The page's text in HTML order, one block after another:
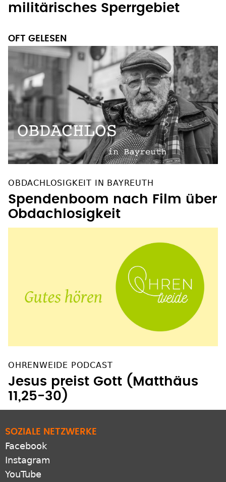
militärisches Sperrgebiet
OFT GELESEN
OBDACHLOSIGKEIT IN BAYREUTH
Spendenboom nach Film über
Obdachlosigkeit
OHRENWEIDE PODCAST
Jesus preist Gott (Matthäus
11,25-30)
SOZIALE NETZWERKE
Facebook
Instagram
YouTube